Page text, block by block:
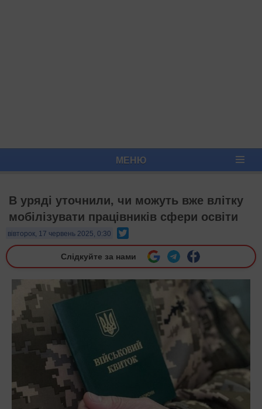
МЕНЮ
В уряді уточнили, чи можуть вже влітку
мобілізувати працівників сфери освіти
вівторок, 17 червень 2025, 0:30
Слідкуйте за нами